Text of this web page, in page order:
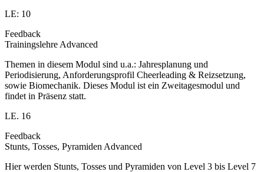
LE: 10
Feedback
Trainingslehre Advanced
Themen in diesem Modul sind u.a.: Jahresplanung und
Periodisierung, Anforderungsprofil Cheerleading & Reizsetzung,
sowie Biomechanik. Dieses Modul ist ein Zweitagesmodul und
findet in Präsenz statt.
LE. 16
Feedback
Stunts, Tosses, Pyramiden Advanced
Hier werden Stunts, Tosses und Pyramiden von Level 3 bis Level 7